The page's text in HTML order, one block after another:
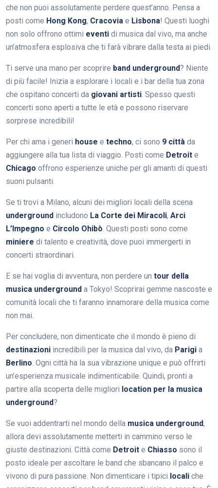
che non puoi assolutamente perdere quest’anno. Pensa a
posti come Hong Kong, Cracovia e Lisbona! Questi luoghi
non solo offrono ottimi eventi di musica dal vivo, ma anche
un’atmosfera esplosiva che ti farà vibrare dalla testa ai piedi.
Ti serve una mano per scoprire band underground? Niente
di più facile! Inizia a esplorare i locali e i bar della tua zona
che ospitano concerti da giovani artisti. Spesso questi
concerti sono aperti a tutte le età e possono riservare
sorprese incredibili!
Per chi ama i generi house e techno, ci sono 9 città da
aggiungere alla tua lista di viaggio. Posti come Detroit e
Chicago offrono esperienze uniche per gli amanti di questi
suoni pulsanti.
Se ti trovi a Milano, alcuni dei migliori locali della scena
underground includono La Corte dei Miracoli, Arci
L’Impegno e Circolo Ohibò. Questi posti sono come
miniere di talento e creatività, dove puoi immergerti in
concerti straordinari.
E se hai voglia di avventura, non perdere un tour della
musica underground a Tokyo! Scoprirai gemme nascoste e
comunità locali che ti faranno innamorare della musica come
non mai.
Per concludere, non dimenticate che il mondo è pieno di
destinazioni incredibili per la musica dal vivo, da Parigi a
Berlino. Ogni città ha la sua vibrazione unique e può offrirti
un’esperienza musicale indimenticabile. Quindi, pronti a
partire alla scoperta delle migliori location per la musica
underground?
Se vuoi addentrarti nel mondo della musica underground,
allora devi assolutamente metterti in cammino verso le
giuste destinazioni. Città come Detroit e Chiasso sono il
posto ideale per ascoltare le band che sbancano il palco e
vivono di pura passione. Non dimenticare i tipici locali che